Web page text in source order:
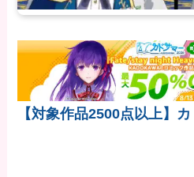
【対象作品2500点以上】